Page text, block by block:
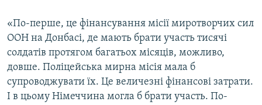
«По-перше, це фінансування місії миротворчих сил
ООН на Донбасі, де мають брати участь тисячі
солдатів протягом багатьох місяців, можливо,
довше. Поліцейська мирна місія мала б
супроводжувати їх. Це величезні фінансові затрати.
І в цьому Німеччина могла б брати участь. По-